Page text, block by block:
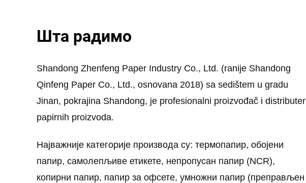
Шта радимо
Shandong Zhenfeng Paper Industry Co., Ltd. (ranije Shandong
Qinfeng Paper Co., Ltd., osnovana 2018) sa sedištem u gradu
Jinan, pokrajina Shandong, je profesionalni proizvođač i distributer
papirnih proizvoda.
Најважније категорије производа су: термопапир, обојени
папир, самолепљиве етикете, непропусан папир (NCR),
копирни папир, папир за офсете, умножни папир (преправљен